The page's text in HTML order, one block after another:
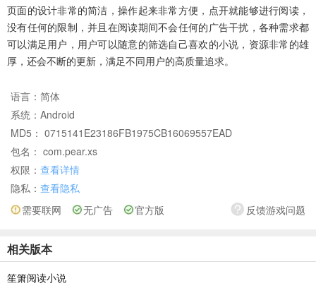
页面的设计非常的简洁，操作起来非常方便，点开就能够进行阅读，
没有任何的限制，并且在阅读期间不会任何的广告干扰，各种需求都
可以满足用户，用户可以随意的筛选自己喜欢的小说，资源非常的雄
厚，还会不断的更新，满足不同用户的高质量追求。
语言： 简体
系统： Android
MD5： 0715141E23186FB1975CB16069557EAD
包名： com.pear.xs
权限： 查看详情
隐私： 查看隐私
反馈游戏问题
需要联网 无广告 官方版
相关版本
笙箫阅读小说